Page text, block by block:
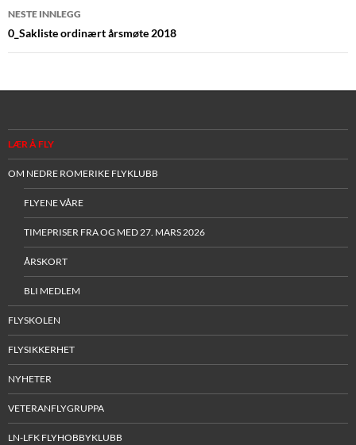
NESTE INNLEGG
0_Sakliste ordinært årsmøte 2018
LÆR Å FLY
OM NEDRE ROMERIKE FLYKLUBB
FLYENE VÅRE
TIMEPRISER FRA OG MED 27. MARS 2026
ÅRSKORT
BLI MEDLEM
FLYSKOLEN
FLYSIKKERHET
NYHETER
VETERANFLYGRUPPA
LN-LFK FLYHOBBYKLUBB